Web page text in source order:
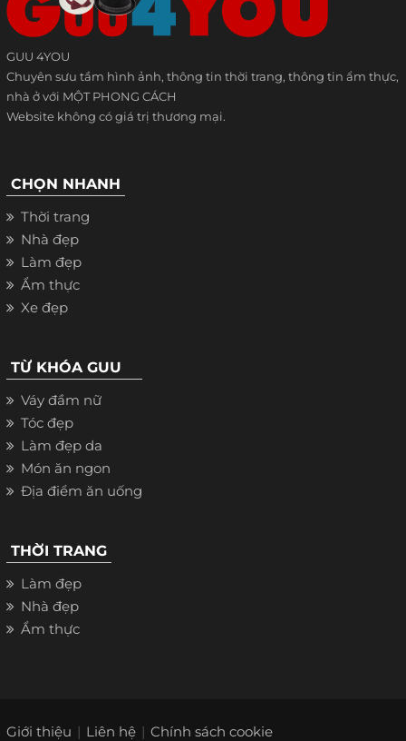
GUU 4YOU
Chuyên sưu tầm hình ảnh, thông tin thời trang, thông tin ẩm thực,
nhà ở với MỘT PHONG CÁCH
Website không có giá trị thương mại.
CHỌN NHANH
Thời trang
Nhà đẹp
Làm đẹp
Ẩm thực
Xe đẹp
TỪ KHÓA GUU
Váy đầm nữ
Tóc đẹp
Làm đẹp da
Món ăn ngon
Địa điểm ăn uống
THỜI TRANG
Làm đẹp
Nhà đẹp
Ẩm thực
Giới thiệu Liên hệ Chính sách cookie